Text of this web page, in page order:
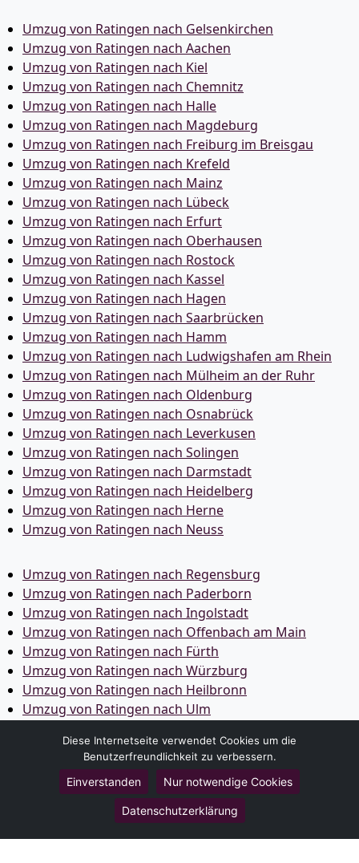
Umzug von Ratingen nach Gelsenkirchen
Umzug von Ratingen nach Aachen
Umzug von Ratingen nach Kiel
Umzug von Ratingen nach Chemnitz
Umzug von Ratingen nach Halle
Umzug von Ratingen nach Magdeburg
Umzug von Ratingen nach Freiburg im Breisgau
Umzug von Ratingen nach Krefeld
Umzug von Ratingen nach Mainz
Umzug von Ratingen nach Lübeck
Umzug von Ratingen nach Erfurt
Umzug von Ratingen nach Oberhausen
Umzug von Ratingen nach Rostock
Umzug von Ratingen nach Kassel
Umzug von Ratingen nach Hagen
Umzug von Ratingen nach Saarbrücken
Umzug von Ratingen nach Hamm
Umzug von Ratingen nach Ludwigshafen am Rhein
Umzug von Ratingen nach Mülheim an der Ruhr
Umzug von Ratingen nach Oldenburg
Umzug von Ratingen nach Osnabrück
Umzug von Ratingen nach Leverkusen
Umzug von Ratingen nach Solingen
Umzug von Ratingen nach Darmstadt
Umzug von Ratingen nach Heidelberg
Umzug von Ratingen nach Herne
Umzug von Ratingen nach Neuss
Umzug von Ratingen nach Regensburg
Umzug von Ratingen nach Paderborn
Umzug von Ratingen nach Ingolstadt
Umzug von Ratingen nach Offenbach am Main
Umzug von Ratingen nach Fürth
Umzug von Ratingen nach Würzburg
Umzug von Ratingen nach Heilbronn
Umzug von Ratingen nach Ulm
Umzug von Ratingen nach Wolfsburg
Umzug von Ratingen nach Bottrop
Umzug von Ratingen nach Göttingen
Umzug von Ratingen nach Reutlingen
Umzug von Ratingen nach Bremer­haven
Umzug von Ratingen nach Koblenz
Diese Internetseite verwendet Cookies um die
Benutzerfreundlichkeit zu verbessern.
Einverstanden Nur notwendige Cookies
Datenschutzerklärung